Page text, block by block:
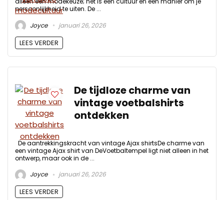
persoonlijkheid te uiten. De ...
Joyce
januari 26, 2026
LEES VERDER
De tijdloze charme van
vintage voetbalshirts
ontdekken
De aantrekkingskracht van vintage Ajax shirtsDe charme van
een vintage Ajax shirt van DeVoetbaltempel ligt niet alleen in het
ontwerp, maar ook in de ...
Joyce
januari 26, 2026
LEES VERDER